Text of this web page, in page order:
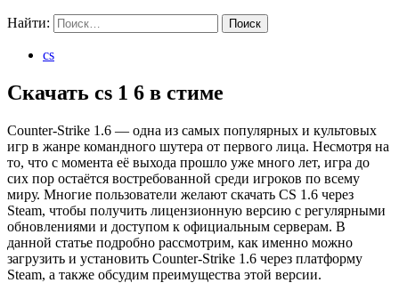
Найти:
cs
Скачать cs 1 6 в стиме
Counter-Strike 1.6 — одна из самых популярных и культовых
игр в жанре командного шутера от первого лица. Несмотря на
то, что с момента её выхода прошло уже много лет, игра до
сих пор остаётся востребованной среди игроков по всему
миру. Многие пользователи желают скачать CS 1.6 через
Steam, чтобы получить лицензионную версию с регулярными
обновлениями и доступом к официальным серверам. В
данной статье подробно рассмотрим, как именно можно
загрузить и установить Counter-Strike 1.6 через платформу
Steam, а также обсудим преимущества этой версии.